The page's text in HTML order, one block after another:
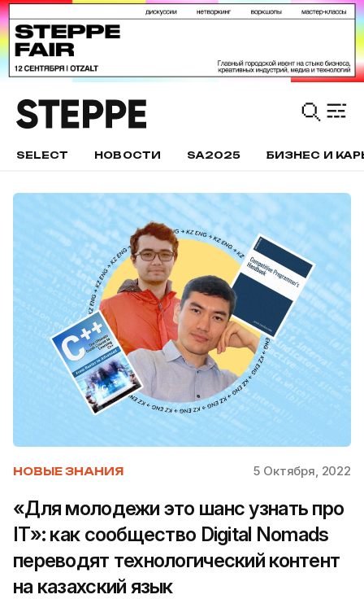
SELECT НОВОСТИ SA2025 БИЗНЕС И
НОВЫЕ ЗНАНИЯ 5 Октября, 2022
«Для молодежи это шанс узнать про
IT»: как сообщество Digital Nomads
переводят технологический контент
на казахский язык